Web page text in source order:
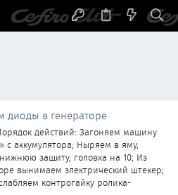
диоды в генераторе
действий: Загоняем машину
с аккумулятора; Ныряем в яму,
защиту, головка на 10; Из
вынимаем электрический штекер;
контрогайку ролика-